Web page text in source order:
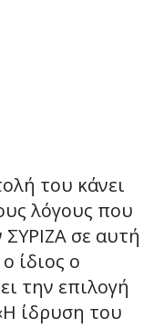
του κάνει
λόγους που
σε αυτή
ίδιος ο
την επιλογή
ίδρυση του